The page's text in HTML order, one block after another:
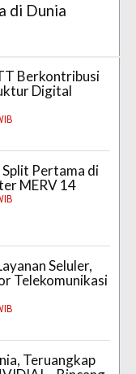
di Dunia
Berkontribusi
Digital
Pertama di
MERV 14
Seluler,
Telekomunikasi
Teruangkap